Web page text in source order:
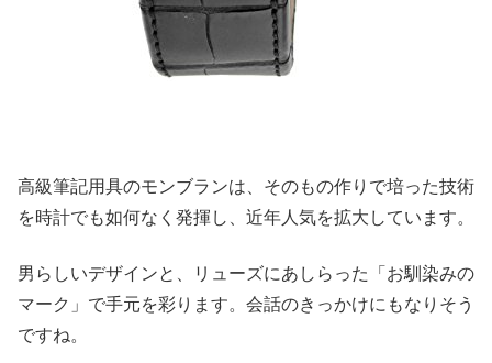
高級筆記用具のモンブランは、そのもの作りで培った技術
を時計でも如何なく発揮し、近年人気を拡大しています。
男らしいデザインと、リューズにあしらった「お馴染みの
マーク」で手元を彩ります。会話のきっかけにもなりそう
ですね。